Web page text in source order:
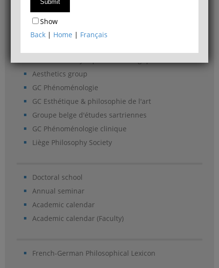
Access & maps
Philosophy Department Library
Aesthetics group
GC Phénoménologie
GC Esthétique & philosophie de l'art
Groupe belge d'études sartriennes
GC Phénoménologie clinique
Liège Philosophy Society
Doctoral school
Annual seminar
Academic calendar
Academic calendar (Faculty)
French-German Philosophical Lexicon
Show
Back | Home | Français